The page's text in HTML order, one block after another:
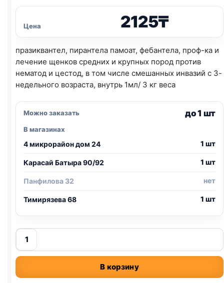
Цена 2125₸
празиквантел, пирантела памоат, фебантела, проф-ка и
лечение щенков средних и крупных пород против
нематод и цестод, в том числе смешанных инвазий с 3-
недельного возраста, внутрь 1мл/ 3 кг веса
Можно заказать до 1 шт
В магазинах
4 микрорайон дом 24 1 шт
Карасай Батыра 90/92 1 шт
Панфилова 32 нет
Тимирязева 68 1 шт
Количество
товара
празицид
плюс
В корзину